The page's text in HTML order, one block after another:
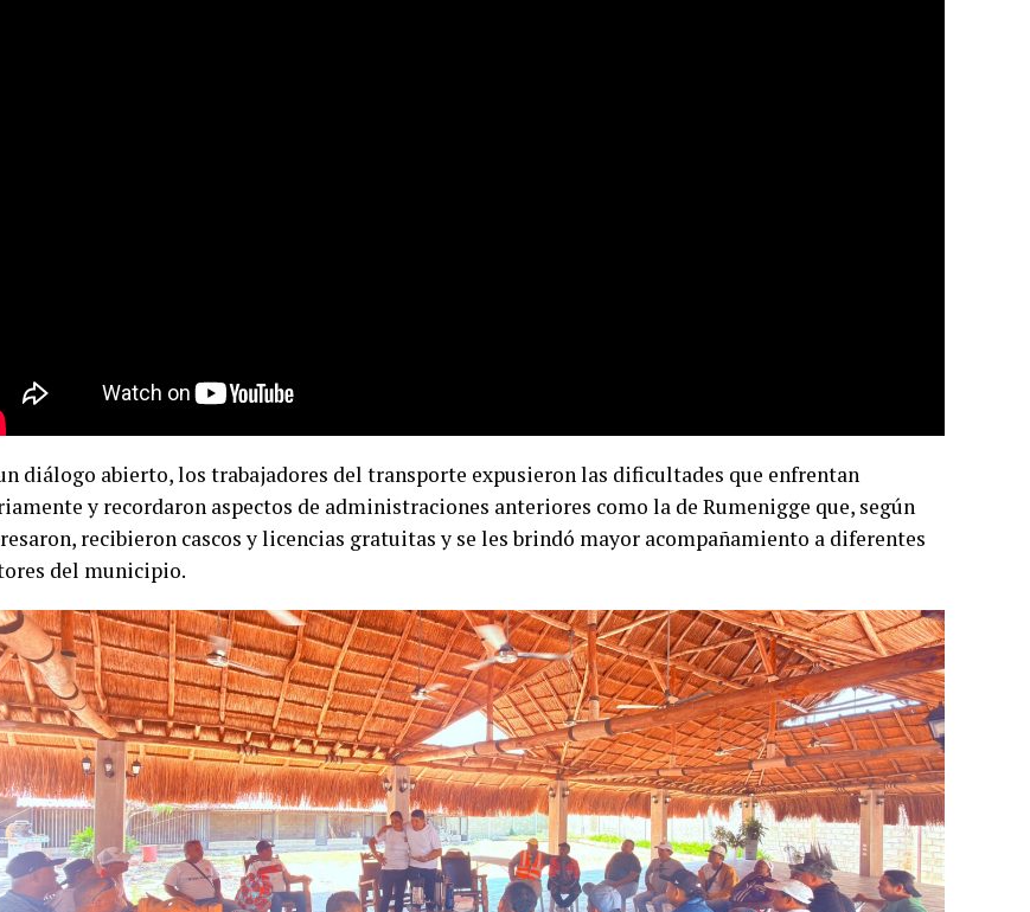
diálogo abierto, los trabajadores del transporte expusieron las dificultades que enfrentan
y recordaron aspectos de administraciones anteriores como la de Rumenigge que, según
recibieron cascos y licencias gratuitas y se les brindó mayor acompañamiento a diferentes
del municipio.